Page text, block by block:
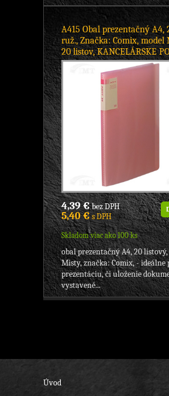
A415 Obal prezentačný A4,
ruž., Značka: Comix, model
20 listov, KANCELÁRSKE
4,39 €bez DPH
5,40 €s DPH
Skladom viac ako 100 ks
obal prezentačný A4, 20
Misty, značka: Comix, - ideálne
prezentáciu, či uloženie
vystavené...
Úvod